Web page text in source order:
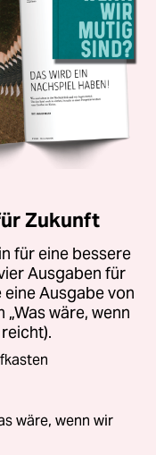
Zukunft
für eine bessere
Ausgaben für
Ausgabe von
wäre, wenn
wäre, wenn wir